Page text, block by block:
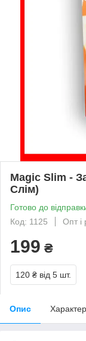
Magic Slim -
Слім)
Готово до
Код: 1125
Опт і
199 ₴
120 ₴ від 5 шт.
Опис